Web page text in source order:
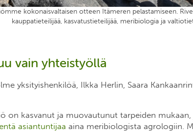
kokonaisvaltaisen otteen Itämeren pelastamiseen.
kauppatieteilijää, kasvatustieteilijää, meribiologia ja
vain yhteistyöllä
yksityishenkilöä, Ilkka Herlin, Saara
on kasvanut ja muovautunut tarpeiden
asiantuntijaa aina meribiologista agrologiin.